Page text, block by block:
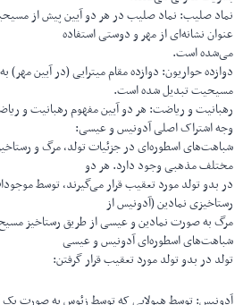
نماد صلیب: نماد صلیب در هر دو آیین پیش از
عنوان نشانه‌ای از مهر و دوستی استفاده
می‌شده است.
دوازده حواریون: دوازده مقام میترایی (در آیین
مسیحیت تبدیل شده است.
رهبانیت و ریاضت: هر دو آیین مفهوم رهبانیت و
وجه اشتراک اصلی آدونیس و عیسی:
شباهت‌های اسطوره‌ای در جزئیات تولد، مرگ و
مختلف مذهبی وجود دارد. هر دو
در بدو تولد مورد تعقیب قرار می‌گیرند، توسط
رستاخیزی نمادین (آدونیس از
مرگ به صورت نمادین و عیسی از طریق رستاخیز
شباهت‌های اسطوره‌ای آدونیس و عیسی
تولد در بدو تولد مورد تعقیب قرار گرفتن: